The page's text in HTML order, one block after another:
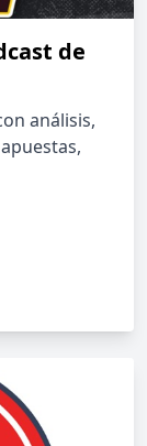
de
análisis,